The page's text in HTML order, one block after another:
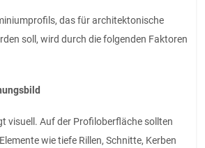
das für architektonische
soll, wird durch die folgenden Faktoren
visuell. Auf der Profiloberfläche sollten
wie tiefe Rillen, Schnitte, Kerben